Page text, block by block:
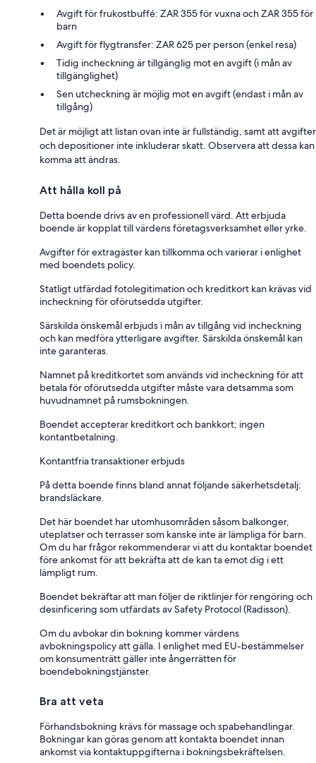
Avgift för frukostbuffé: ZAR 355 för vuxna och ZAR 355 för
barn
Avgift för flygtransfer: ZAR 625 per person (enkel resa)
Tidig incheckning är tillgänglig mot en avgift (i mån av
tillgänglighet)
Sen utcheckning är möjlig mot en avgift (endast i mån av
tillgång)
Det är möjligt att listan ovan inte är fullständig, samt att avgifter
och depositioner inte inkluderar skatt. Observera att dessa kan
komma att ändras.
Att hålla koll på
Detta boende drivs av en professionell värd. Att erbjuda
boende är kopplat till värdens företagsverksamhet eller yrke.
Avgifter för extragäster kan tillkomma och varierar i enlighet
med boendets policy.
Statligt utfärdad fotolegitimation och kreditkort kan krävas vid
incheckning för oförutsedda utgifter.
Särskilda önskemål erbjuds i mån av tillgång vid incheckning
och kan medföra ytterligare avgifter. Särskilda önskemål kan
inte garanteras.
Namnet på kreditkortet som används vid incheckning för att
betala för oförutsedda utgifter måste vara detsamma som
huvudnamnet på rumsbokningen.
Boendet accepterar kreditkort och bankkort; ingen
kontantbetalning.
Kontantfria transaktioner erbjuds
På detta boende finns bland annat följande säkerhetsdetalj:
brandsläckare.
Det här boendet har utomhusområden såsom balkonger,
uteplatser och terrasser som kanske inte är lämpliga för barn.
Om du har frågor rekommenderar vi att du kontaktar boendet
före ankomst för att bekräfta att de kan ta emot dig i ett
lämpligt rum.
Boendet bekräftar att man följer de riktlinjer för rengöring och
desinficering som utfärdats av Safety Protocol (Radisson).
Om du avbokar din bokning kommer värdens
avbokningspolicy att gälla. I enlighet med EU-bestämmelser
om konsumenträtt gäller inte ångerrätten för
boendebokningstjänster.
Bra att veta
Förhandsbokning krävs för massage och spabehandlingar.
Bokningar kan göras genom att kontakta boendet innan
ankomst via kontaktuppgifterna i bokningsbekräftelsen.